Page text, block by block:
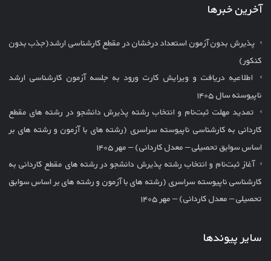
آخرین خبرها
پذیرش بدون آزمون استعداد درخشان در مقطع کارشناسی ارشد(جذب بدون
کنکور)
اطلاعیه دریافت و ویرایش کارت ورود به جلسه آزمون کارشناسی ارشد
ناپیوسته سال ۱۴۰۵
تمدید مهلت ثبت‌نام و انتخاب رشته پذیرش دانشجو در رشته های مقطع
کاردانی به کارشناسی ناپیوسته سراسری (رشته های با آزمون و رشته های بر
اساس سوابق تحصیلی – معدل کاردانی) – مهر ۱۴۰۵
آغاز ثبت‌نام و انتخاب رشته پذیرش دانشجو در رشته های مقطع کاردانی به
کارشناسی ناپیوسته سراسری (رشته های با آزمون و رشته های بر اساس سوابق
تحصیلی – معدل کاردانی) – مهر ۱۴۰۵
سایر پیوندها